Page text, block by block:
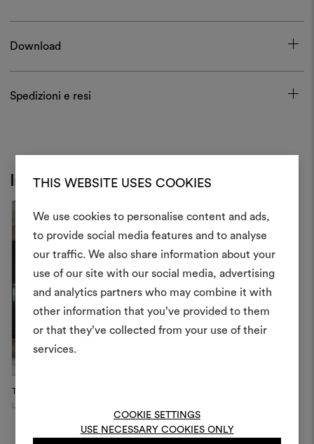
THIS WEBSITE USES COOKIES
We use cookies to personalise content and ads,
to provide social media features and to analyse
our traffic. We also share information about your
use of our site with our social media, advertising
and analytics partners who may combine it with
other information that you’ve provided to them
or that they’ve collected from your use of their
services.
COOKIE SETTINGS
USE NECESSARY COOKIES ONLY
Download
Spedizioni e resi
Inspiration
The OWO Residential Project
Crea
Uno strumento interattivo
e condividere le tue idee,